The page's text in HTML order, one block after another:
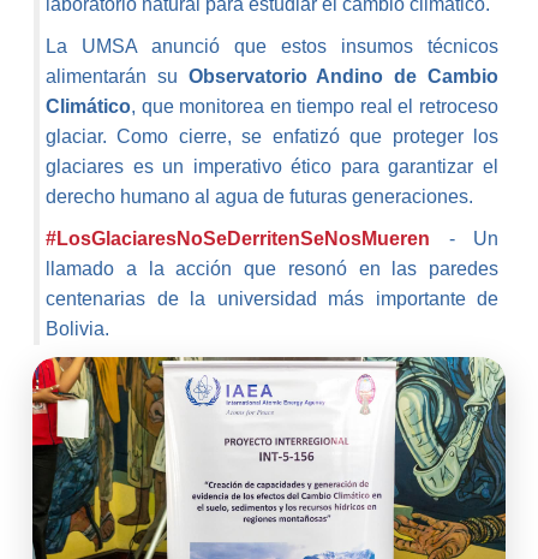
laboratorio natural para estudiar el cambio climático.
La UMSA anunció que estos insumos técnicos
alimentarán su Observatorio Andino de Cambio
Climático, que monitorea en tiempo real el retroceso
glaciar. Como cierre, se enfatizó que proteger los
glaciares es un imperativo ético para garantizar el
derecho humano al agua de futuras generaciones.
#LosGlaciaresNoSeDerritenSeNosMueren - Un
llamado a la acción que resonó en las paredes
centenarias de la universidad más importante de
Bolivia.